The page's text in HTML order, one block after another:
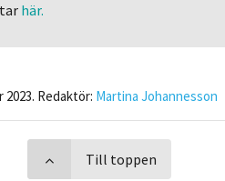
här.
Redaktör: Martina Johannesson
Till toppen